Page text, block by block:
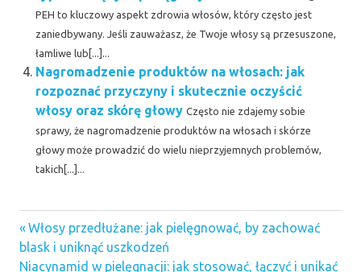
PEH to kluczowy aspekt zdrowia włosów, który często jest
zaniedbywany. Jeśli zauważasz, że Twoje włosy są przesuszone,
łamliwe lub[...]...
Nagromadzenie produktów na włosach: jak
rozpoznać przyczyny i skutecznie oczyścić
włosy oraz skórę głowy Często nie zdajemy sobie
sprawy, że nagromadzenie produktów na włosach i skórze
głowy może prowadzić do wielu nieprzyjemnych problemów,
takich[...]...
Nawigacja
wpisu
Previous
Post:
Włosy przedłużane: jak pielęgnować, by zachować
blask i uniknąć uszkodzeń
Next
Niacynamid w pielęgnacji: jak stosować, łączyć i unikać